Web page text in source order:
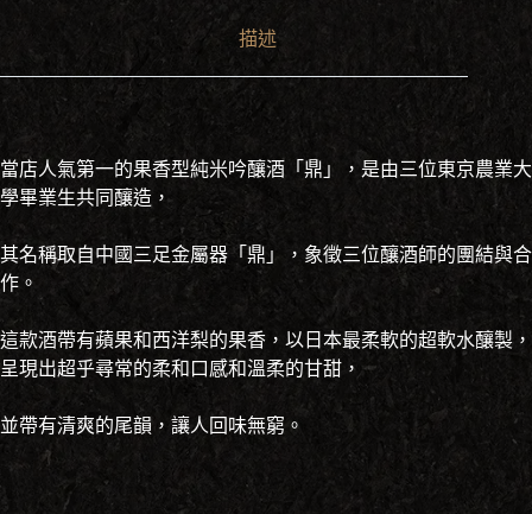
描述
當店人氣第一的果香型純米吟釀酒「鼎」，是由三位東京農業大
學畢業生共同釀造，
其名稱取自中國三足金屬器「鼎」，象徵三位釀酒師的團結與合
作。
這款酒帶有蘋果和西洋梨的果香，以日本最柔軟的超軟水釀製，
呈現出超乎尋常的柔和口感和溫柔的甘甜，
並帶有清爽的尾韻，讓人回味無窮。